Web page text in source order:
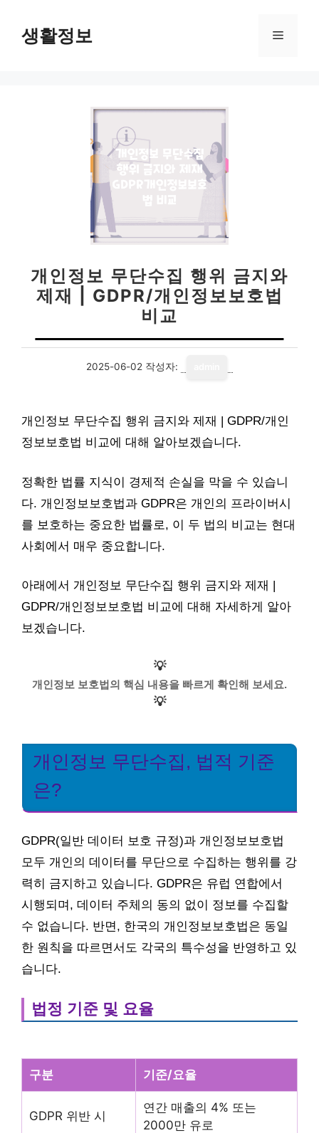
생활정보 메
개인정보 무단수집 행위 금지와
제재 | GDPR/개인정보보호법
비교
2025-06-02 작성자:
개인정보 무단수집 행위 금지와 제재 | GDPR/개인
정보보호법 비교에 대해 알아보겠습니다.
정확한 법률 지식이 경제적 손실을 막을 수 있습니
다. 개인정보보호법과 GDPR은 개인의 프라이버시
를 보호하는 중요한 법률로, 이 두 법의 비교는 현대
사회에서 매우 중요합니다.
아래에서 개인정보 무단수집 행위 금지와 제재 |
GDPR/개인정보보호법 비교에 대해 자세하게 알아
보겠습니다.
💡
개인정보 보호법의 핵심 내용을 빠르게 확인해 보세요.
💡
개인정보 무단수집, 법적 기준
은?
GDPR(일반 데이터 보호 규정)과 개인정보보호법
모두 개인의 데이터를 무단으로 수집하는 행위를 강
력히 금지하고 있습니다. GDPR은 유럽 연합에서
시행되며, 데이터 주체의 동의 없이 정보를 수집할
수 없습니다. 반면, 한국의 개인정보보호법은 동일
한 원칙을 따르면서도 각국의 특수성을 반영하고 있
습니다.
법정 기준 및 요율
구분 기준/요율
GDPR 위반 시
연간 매출의 4% 또는
2000만 유로